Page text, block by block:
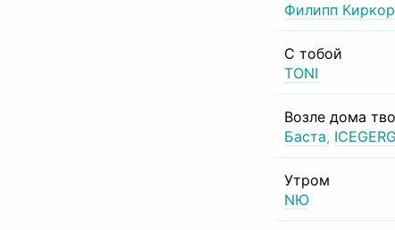
Филипп
С тобой
TONI
Возле дома
Баста,
Утром
NЮ